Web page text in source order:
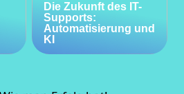
Die Zukunft des IT-
Supports:
Automatisierung und
KI